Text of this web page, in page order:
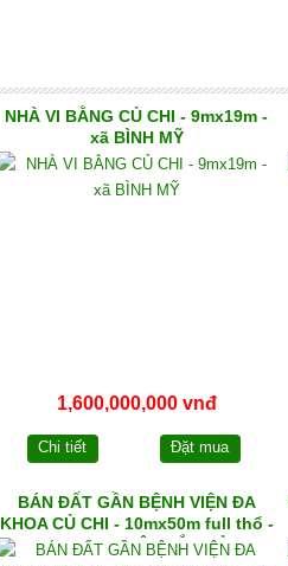
NHÀ VI BẰNG CỦ CHI - 9mx19m -
xã BÌNH MỸ
1,600,000,000 vnđ
Chi tiết Đặt mua
BÁN ĐẤT GẦN BỆNH VIỆN ĐA
KHOA CỦ CHI - 10mx50m full thổ -
sát cổng KCN TÂY BẮC CỦ CHI